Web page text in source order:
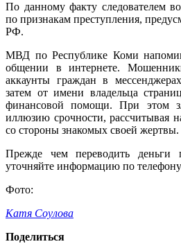
По данному факту следователем
по признакам преступления,
РФ.
МВД по Республике Коми
общении в интернете.
аккаунты граждан в
затем от имени владельца
финансовой помощи. При этом
иллюзию срочности, рассчитывая
со стороны знакомых своей жертвы.
Прежде чем переводить деньги
уточняйте информацию по
Фото:
Катя Соулова
Поделиться